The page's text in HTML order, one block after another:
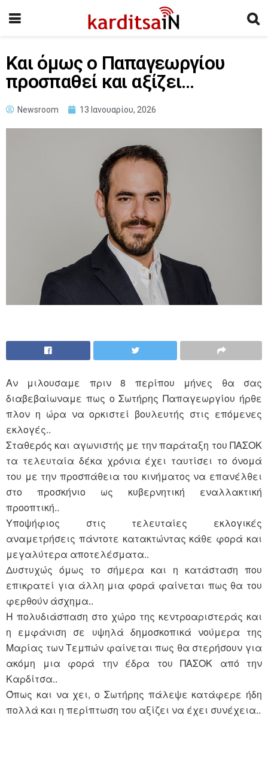
Και όμως ο Παπαγεωργίου
προσπαθεί και αξίζει…
Newsroom 13 Ιανουαρίου, 2026
Αν μιλουσαμε πριν 8 περίπου μήνες θα σας
διαβεβαίωναμε πως ο Σωτήρης Παπαγεωργίου ήρθε
πλον η ώρα να ορκιστεί βουλευτής στις επόμενες
εκλογές..
Σταθερός και αγωνιστής με την παράταξη του ΠΑΣΟΚ
τα τελευταία δέκα χρόνια έχει ταυτίσει το όνομά
του με την προσπάθεια του κινήματος να επανέλθει
στο προσκήνιο ως κυβερνητική εναλλακτική
προοπτική..
Υποψήφιος στις τελευταίες εκλογικές
αναμετρήσεις πάντοτε κατακτώντας κάθε φορά και
μεγαλύτερα αποτελέσματα..
Δυστυχώς όμως το σήμερα και η κατάσταση που
επικρατεί για άλλη μια φορά φαίνεται πως θα του
φερθούν άσχημα..
Η πολυδιάσπαση στο χώρο της κεντροαριστεράς και
η εμφάνιση σε υψηλά δημοσκοπικά νούμερα της
Μαρίας των Τεμπών φαίνεται πως θα στερήσουν για
ακόμη μια φορά την έδρα του ΠΑΣΟΚ από την
Καρδίτσα..
Όπως και να χει, ο Σωτήρης πάλεψε κατάφερε ήδη
πολλά και η περίπτωση του αξίζει να έχει συνέχεια..